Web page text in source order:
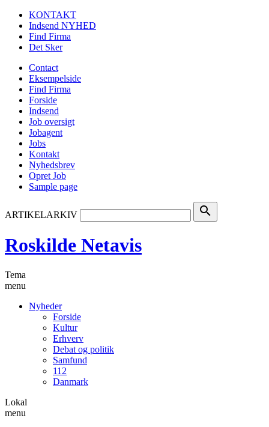
KONTAKT
Indsend NYHED
Find Firma
Det Sker
Contact
Eksempelside
Find Firma
Forside
Indsend
Job oversigt
Jobagent
Jobs
Kontakt
Nyhedsbrev
Opret Job
Sample page
ARTIKELARKIV search
Roskilde Netavis
Tema
menu
Nyheder
Forside
Kultur
Erhverv
Debat og politik
Samfund
112
Danmark
Lokal
menu